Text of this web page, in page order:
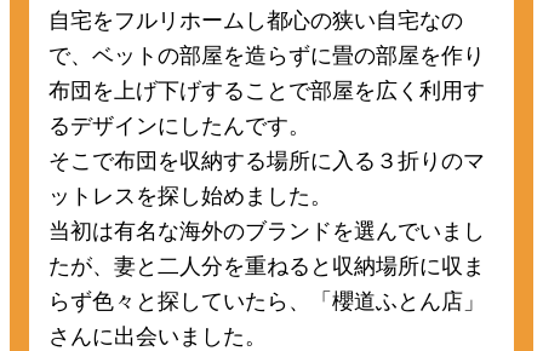
自宅をフルリホームし都心の狭い自宅なの
で、ベットの部屋を造らずに畳の部屋を作り
布団を上げ下げすることで部屋を広く利用す
るデザインにしたんです。
そこで布団を収納する場所に入る３折りのマ
ットレスを探し始めました。
当初は有名な海外のブランドを選んでいまし
たが、妻と二人分を重ねると収納場所に収ま
らず色々と探していたら、「櫻道ふとん店」
さんに出会いました。